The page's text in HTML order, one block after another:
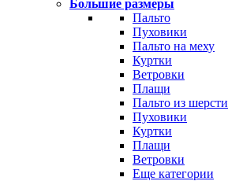
Большие размеры
Пальто
Пуховики
Пальто на меху
Куртки
Ветровки
Плащи
Пальто из шерсти
Пуховики
Куртки
Плащи
Ветровки
Еще категории